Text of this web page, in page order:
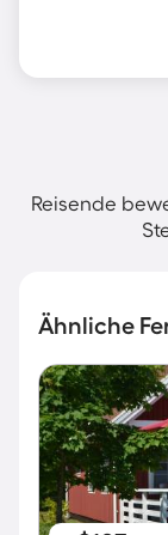
Reisende
Ähnliche